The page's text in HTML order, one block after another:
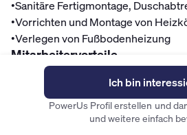
•Sanitäre Fertigmontage,
•Vorrichten und Montage von
•Verlegen von Fußbodenheizung
Mitarbeitervorteile
Top Gehalt
Fahrradleasing
Ich bin
PowerUs Profil erstellen und
und weitere einfach